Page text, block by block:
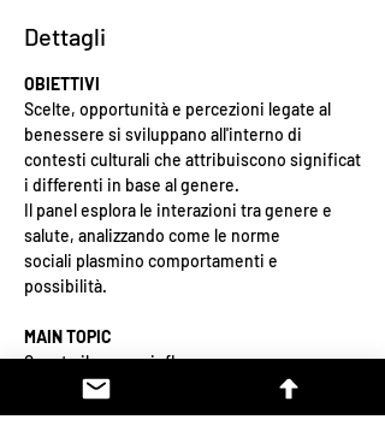
Dettagli
OBIETTIVI
Scelte, opportunità e percezioni legate al
benessere si sviluppano all'interno di
contesti culturali che attribuiscono significat
i differenti in base al genere.
Il panel esplora le interazioni tra genere e
salute, analizzando come le norme
sociali plasmino comportamenti e
possibilità.
MAIN TOPIC
Quanto il genere influenza:
● Attività sportiva e movimento